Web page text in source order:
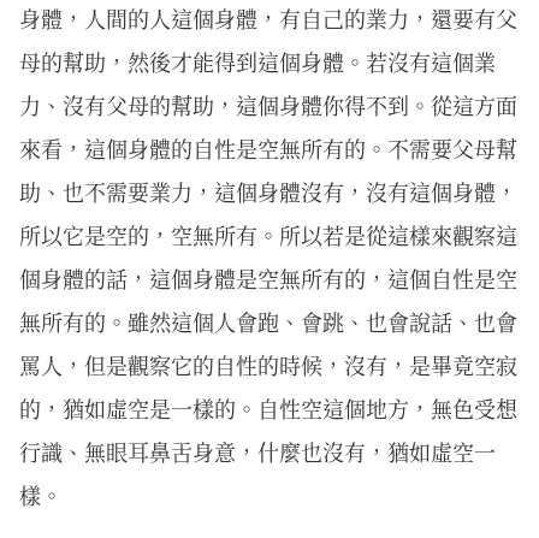
身體，人間的人這個身體，有自己的業力，還要有父
母的幫助，然後才能得到這個身體。若沒有這個業
力、沒有父母的幫助，這個身體你得不到。從這方面
來看，這個身體的自性是空無所有的。不需要父母幫
助、也不需要業力，這個身體沒有，沒有這個身體，
所以它是空的，空無所有。所以若是從這樣來觀察這
個身體的話，這個身體是空無所有的，這個自性是空
無所有的。雖然這個人會跑、會跳、也會說話、也會
罵人，但是觀察它的自性的時候，沒有，是畢竟空寂
的，猶如虛空是一樣的。自性空這個地方，無色受想
行識、無眼耳鼻舌身意，什麼也沒有，猶如虛空一
樣。